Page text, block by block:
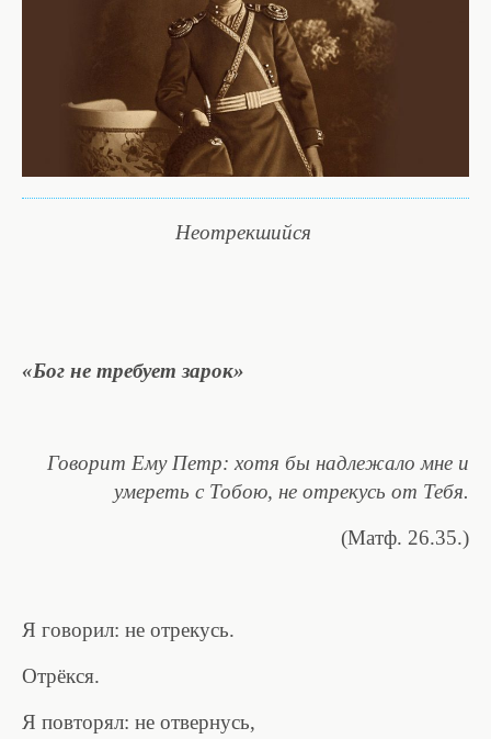
Неотрекшийся
«Бог не требует зарок»
Говорит Ему Петр: хотя бы надлежало мне и
умереть с Тобою, не отрекусь от Тебя.
(Матф. 26.35.)
Я говорил: не отрекусь.
Отрёкся.
Я повторял: не отвернусь,